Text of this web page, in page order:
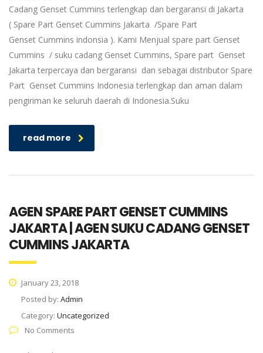
Cadang Genset Cummins terlengkap dan bergaransi di Jakarta
( Spare Part Genset Cummins Jakarta /Spare Part
Genset Cummins indonsia ). Kami Menjual spare part Genset
Cummins / suku cadang Genset Cummins, Spare part Genset
Jakarta terpercaya dan bergaransi dan sebagai distributor Spare
Part Genset Cummins Indonesia terlengkap dan aman dalam
pengiriman ke seluruh daerah di Indonesia.Suku
read more
AGEN SPARE PART GENSET CUMMINS
JAKARTA | AGEN SUKU CADANG GENSET
CUMMINS JAKARTA
January 23, 2018
Posted by: Admin
Category: Uncategorized
No Comments